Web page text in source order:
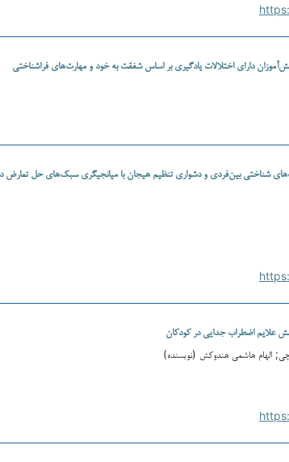
دارای اختلالات یادگیری بر اساس شفقت به خود و مهارت‌های فراشناختی
شناختی بین‌فردی و دشواری تنظیم هیجان با میانجیگری سبک‌های حل تعارض
علایم اضطراب جدایی در کودکان
الهام هاشمی هندوکش (نویسنده)